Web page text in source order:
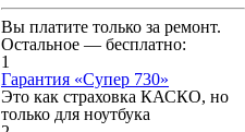
Вы платите только за ремонт.
Остальное — бесплатно:
1
Гарантия «Супер 730»
Это как страховка КАСКО, но
только для ноутбука